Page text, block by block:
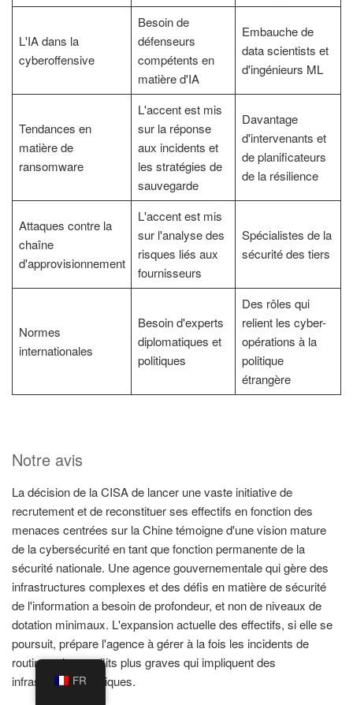
L'IA dans la
cyberoffensive
Besoin de
défenseurs
compétents en
matière d'IA
Embauche de
data scientists et
d'ingénieurs ML
Tendances en
matière de
ransomware
L'accent est mis
sur la réponse
aux incidents et
les stratégies de
sauvegarde
Davantage
d'intervenants et
de planificateurs
de la résilience
Attaques contre la
chaîne
d'approvisionnement
L'accent est mis
sur l'analyse des
risques liés aux
fournisseurs
Spécialistes de la
sécurité des tiers
Normes
internationales
Besoin d'experts
diplomatiques et
politiques
Des rôles qui
relient les cyber-
opérations à la
politique
étrangère
Notre avis
La décision de la CISA de lancer une vaste initiative de
recrutement et de reconstituer ses effectifs en fonction des
menaces centrées sur la Chine témoigne d'une vision mature
de la cybersécurité en tant que fonction permanente de la
sécurité nationale. Une agence gouvernementale qui gère des
infrastructures complexes et des défis en matière de sécurité
de l'information a besoin de profondeur, et non de niveaux de
dotation minimaux. L'expansion actuelle des effectifs, si elle se
poursuit, prépare l'agence à gérer à la fois les incidents de
routine et les conflits plus graves qui impliquent des
infrastructures critiques.
FR